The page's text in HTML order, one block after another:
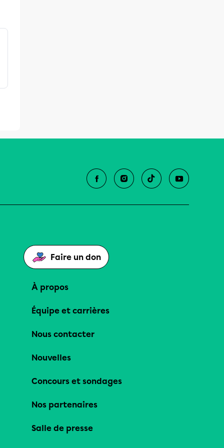
Faire un don
À propos
Équipe et carrières
Nous contacter
Nouvelles
Concours et sondages
Nos partenaires
Salle de presse